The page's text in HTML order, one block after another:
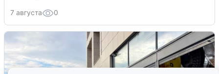
7 августа 0